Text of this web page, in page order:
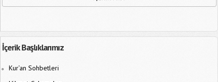
İçerik Başlıklarımız
Kur’an Sohbetleri